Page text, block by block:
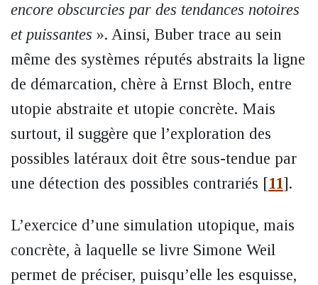
encore obscurcies par des tendances notoires
et puissantes ». Ainsi, Buber trace au sein
même des systèmes réputés abstraits la ligne
de démarcation, chère à Ernst Bloch, entre
utopie abstraite et utopie concrète. Mais
surtout, il suggère que l’exploration des
possibles latéraux doit être sous-tendue par
une détection des possibles contrariés [11] .
L’exercice d’une simulation utopique, mais
concrète, à laquelle se livre Simone Weil
permet de préciser, puisqu’elle les esquisse,